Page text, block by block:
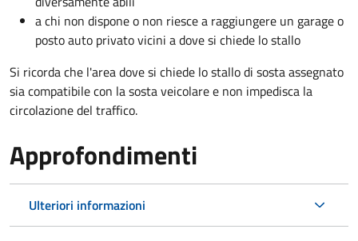
a chi non dispone o non riesce a raggiungere un garage o
posto auto privato vicini a dove si chiede lo stallo
Si ricorda che l'area dove si chiede lo stallo di sosta assegnato
sia compatibile con la sosta veicolare e non impedisca la
circolazione del traffico.
Approfondimenti
Ulteriori informazioni